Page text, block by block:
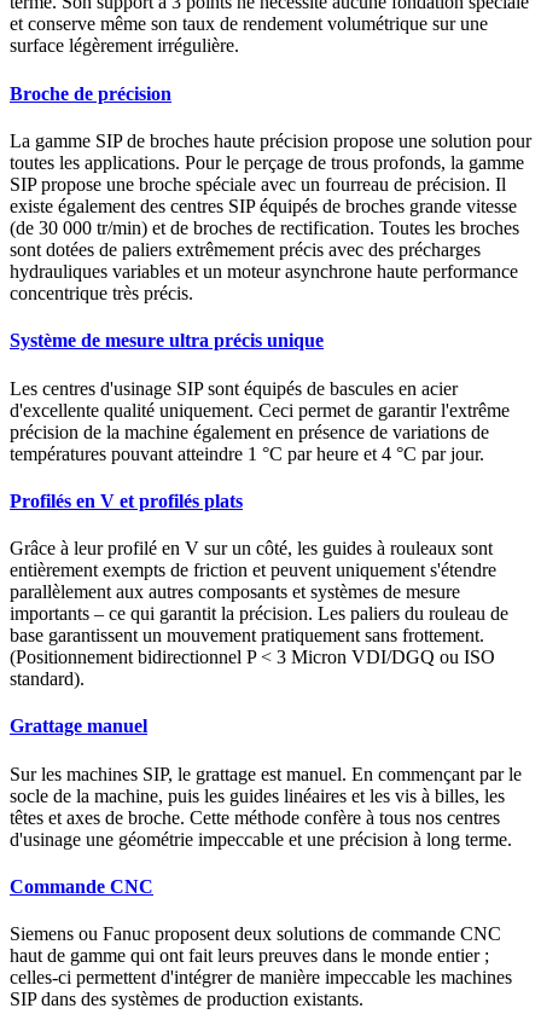
et conserve même son taux de rendement volumétrique sur une
surface légèrement irrégulière.
Broche de précision
La gamme SIP de broches haute précision propose une solution pour
toutes les applications. Pour le perçage de trous profonds, la gamme
SIP propose une broche spéciale avec un fourreau de précision. Il
existe également des centres SIP équipés de broches grande vitesse
(de 30 000 tr/min) et de broches de rectification. Toutes les broches
sont dotées de paliers extrêmement précis avec des précharges
hydrauliques variables et un moteur asynchrone haute performance
concentrique très précis.
Système de mesure ultra précis unique
Les centres d'usinage SIP sont équipés de bascules en acier
d'excellente qualité uniquement. Ceci permet de garantir l'extrême
précision de la machine également en présence de variations de
températures pouvant atteindre 1 °C par heure et 4 °C par jour.
Profilés en V et profilés plats
Grâce à leur profilé en V sur un côté, les guides à rouleaux sont
entièrement exempts de friction et peuvent uniquement s'étendre
parallèlement aux autres composants et systèmes de mesure
importants – ce qui garantit la précision. Les paliers du rouleau de
base garantissent un mouvement pratiquement sans frottement.
(Positionnement bidirectionnel P < 3 Micron VDI/DGQ ou ISO
standard).
Grattage manuel
Sur les machines SIP, le grattage est manuel. En commençant par le
socle de la machine, puis les guides linéaires et les vis à billes, les
têtes et axes de broche. Cette méthode confère à tous nos centres
d'usinage une géométrie impeccable et une précision à long terme.
Commande CNC
Siemens ou Fanuc proposent deux solutions de commande CNC
haut de gamme qui ont fait leurs preuves dans le monde entier ;
celles-ci permettent d'intégrer de manière impeccable les machines
SIP dans des systèmes de production existants.